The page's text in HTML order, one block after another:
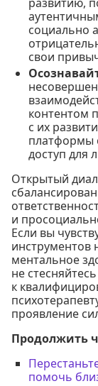
развитию,
социально
свои
контентом
с их
платформы
доступ для
Открытый
и
Если вы
инструментов
ментальное
не
к
проявление
Продолжить
помочь